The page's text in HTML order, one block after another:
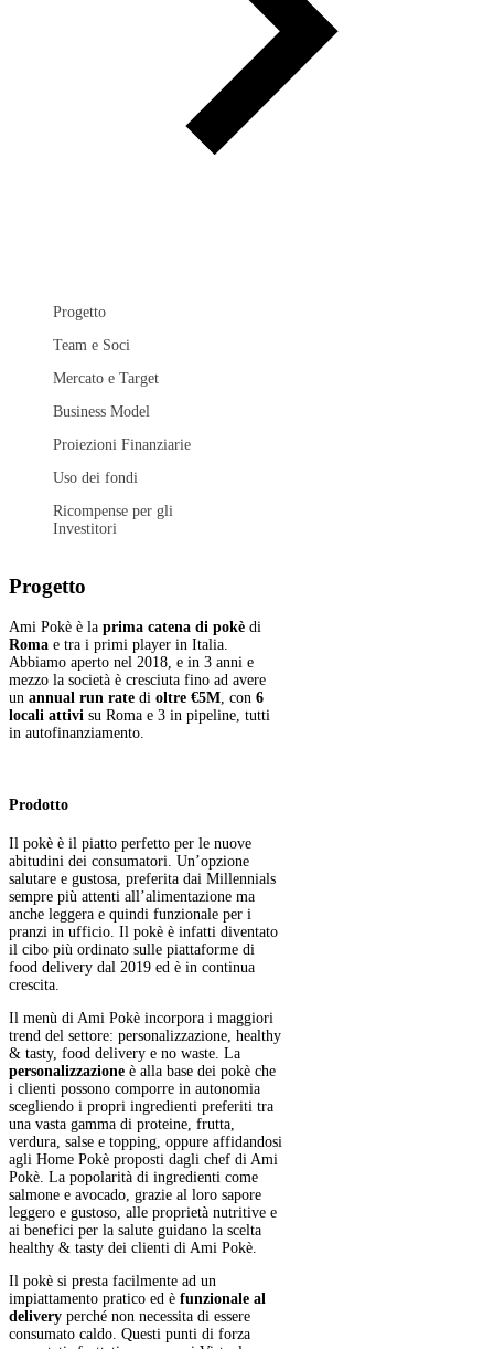
Progetto
Team e Soci
Mercato e Target
Business Model
Proiezioni Finanziarie
Uso dei fondi
Ricompense per gli
Investitori
Progetto
Ami Pokè è la prima catena di pokè di
Roma e tra i primi player in Italia.
Abbiamo aperto nel 2018, e in 3 anni e
mezzo la società è cresciuta fino ad avere
un annual run rate di oltre €5M, con 6
locali attivi su Roma e 3 in pipeline, tutti
in autofinanziamento.
Prodotto
Il pokè è il piatto perfetto per le nuove
abitudini dei consumatori. Un’opzione
salutare e gustosa, preferita dai Millennials
sempre più attenti all’alimentazione ma
anche leggera e quindi funzionale per i
pranzi in ufficio. Il pokè è infatti diventato
il cibo più ordinato sulle piattaforme di
food delivery dal 2019 ed è in continua
crescita.
Il menù di Ami Pokè incorpora i maggiori
trend del settore: personalizzazione, healthy
& tasty, food delivery e no waste. La
personalizzazione è alla base dei pokè che
i clienti possono comporre in autonomia
scegliendo i propri ingredienti preferiti tra
una vasta gamma di proteine, frutta,
verdura, salse e topping, oppure affidandosi
agli Home Pokè proposti dagli chef di Ami
Pokè. La popolarità di ingredienti come
salmone e avocado, grazie al loro sapore
leggero e gustoso, alle proprietà nutritive e
ai benefici per la salute guidano la scelta
healthy & tasty dei clienti di Ami Pokè.
Il pokè si presta facilmente ad un
impiattamento pratico ed è funzionale al
delivery perché non necessita di essere
consumato caldo. Questi punti di forza